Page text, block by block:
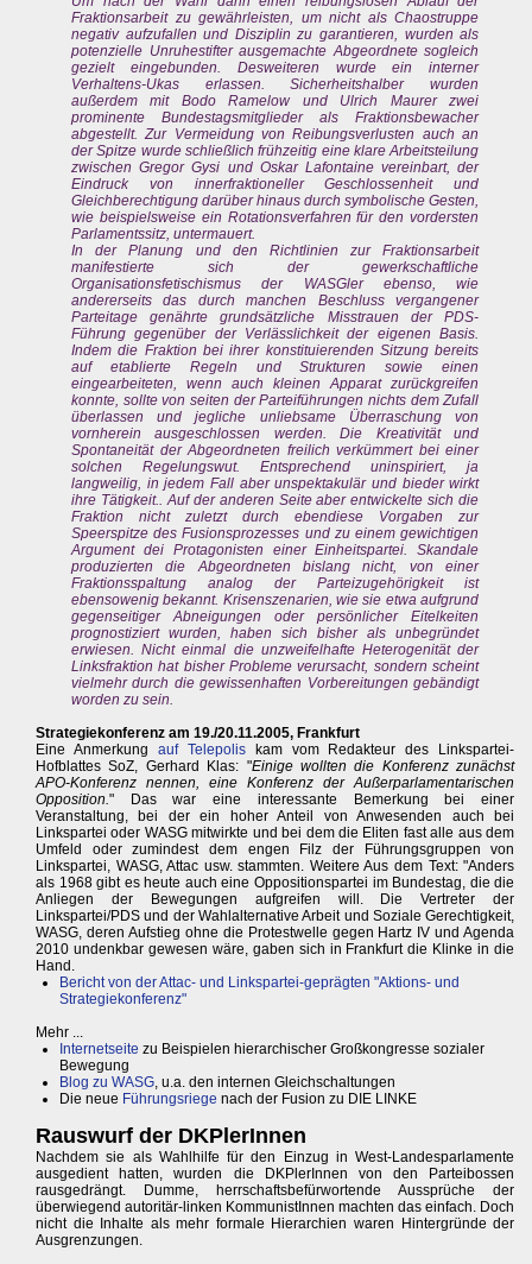
Fraktionsarbeit zu gewährleisten, um nicht als Chaostruppe
negativ aufzufallen und Disziplin zu garantieren, wurden als
potenzielle Unruhestifter ausgemachte Abgeordnete sogleich
gezielt eingebunden. Desweiteren wurde ein interner
Verhaltens-Ukas erlassen. Sicherheitshalber wurden
außerdem mit Bodo Ramelow und Ulrich Maurer zwei
prominente Bundestagsmitglieder als Fraktionsbewacher
abgestellt. Zur Vermeidung von Reibungsverlusten auch an
der Spitze wurde schließlich frühzeitig eine klare Arbeitsteilung
zwischen Gregor Gysi und Oskar Lafontaine vereinbart, der
Eindruck von innerfraktioneller Geschlossenheit und
Gleichberechtigung darüber hinaus durch symbolische Gesten,
wie beispielsweise ein Rotationsverfahren für den vordersten
Parlamentssitz, untermauert.
In der Planung und den Richtlinien zur Fraktionsarbeit
manifestierte sich der gewerkschaftliche
Organisationsfetischismus der WASGler ebenso, wie
andererseits das durch manchen Beschluss vergangener
Parteitage genährte grundsätzliche Misstrauen der PDS-
Führung gegenüber der Verlässlichkeit der eigenen Basis.
Indem die Fraktion bei ihrer konstituierenden Sitzung bereits
auf etablierte Regeln und Strukturen sowie einen
eingearbeiteten, wenn auch kleinen Apparat zurückgreifen
konnte, sollte von seiten der Parteiführungen nichts dem Zufall
überlassen und jegliche unliebsame Überraschung von
vornherein ausgeschlossen werden. Die Kreativität und
Spontaneität der Abgeordneten freilich verkümmert bei einer
solchen Regelungswut. Entsprechend uninspiriert, ja
langweilig, in jedem Fall aber unspektakulär und bieder wirkt
ihre Tätigkeit.. Auf der anderen Seite aber entwickelte sich die
Fraktion nicht zuletzt durch ebendiese Vorgaben zur
Speerspitze des Fusionsprozesses und zu einem gewichtigen
Argument dei Protagonisten einer Einheitspartei. Skandale
produzierten die Abgeordneten bislang nicht, von einer
Fraktionsspaltung analog der Parteizugehörigkeit ist
ebensowenig bekannt. Krisenszenarien, wie sie etwa aufgrund
gegenseitiger Abneigungen oder persönlicher Eitelkeiten
prognostiziert wurden, haben sich bisher als unbegründet
erwiesen. Nicht einmal die unzweifelhafte Heterogenität der
Linksfraktion hat bisher Probleme verursacht, sondern scheint
vielmehr durch die gewissenhaften Vorbereitungen gebändigt
worden zu sein.
Strategiekonferenz am 19./20.11.2005, Frankfurt
Eine Anmerkung auf Telepoliskam vom Redakteur des Linkspartei-
Hofblattes SoZ, Gerhard Klas: "Einige wollten die Konferenz zunächst
APO-Konferenz nennen, eine Konferenz der Außerparlamentarischen
Opposition." Das war eine interessante Bemerkung bei einer
Veranstaltung, bei der ein hoher Anteil von Anwesenden auch bei
Linkspartei oder WASG mitwirkte und bei dem die Eliten fast alle aus dem
Umfeld oder zumindest dem engen Filz der Führungsgruppen von
Linkspartei, WASG, Attac usw. stammten. Weitere Aus dem Text: "Anders
als 1968 gibt es heute auch eine Oppositionspartei im Bundestag, die die
Anliegen der Bewegungen aufgreifen will. Die Vertreter der
Linkspartei/PDS und der Wahlalternative Arbeit und Soziale Gerechtigkeit,
WASG, deren Aufstieg ohne die Protestwelle gegen Hartz IV und Agenda
2010 undenkbar gewesen wäre, gaben sich in Frankfurt die Klinke in die
Hand.
Bericht von der Attac- und Linkspartei-geprägten "Aktions- und
Strategiekonferenz"
Mehr ...
Internetseite zu Beispielen hierarchischer Großkongresse sozialer
Bewegung
Blog zu WASG, u.a. den internen Gleichschaltungen
Die neue Führungsriege nach der Fusion zu DIE LINKE
Rauswurf der DKPlerInnen
Nachdem sie als Wahlhilfe für den Einzug in West-Landesparlamente
ausgedient hatten, wurden die DKPlerInnen von den Parteibossen
rausgedrängt. Dumme, herrschaftsbefürwortende Aussprüche der
überwiegend autoritär-linken KommunistInnen machten das einfach. Doch
nicht die Inhalte als mehr formale Hierarchien waren Hintergründe der
Ausgrenzungen.